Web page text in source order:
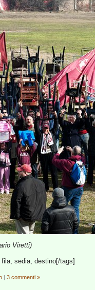
Viretti)
sedia, destino[/tags]
| 3 commenti »